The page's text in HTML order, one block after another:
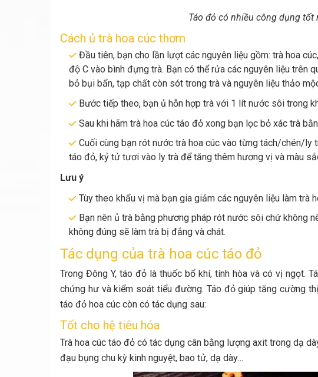
Táo đỏ có nhiều công dụng tốt
Cách ủ trà hoa cúc thơm
Đầu tiên, bạn cho lần lượt các nguyên liệu gồm: trà hoa
độ C vào bình đựng trà. Bạn có thể rửa các nguyên liệu trên
bỏ bụi bẩn, tạp chất còn sót trong trà và nguyên liệu thảo
Bước tiếp theo, bạn ủ hỗn hợp trà với 1 lít nước sôi trong
Sau khi hãm trà hoa cúc táo đỏ xong bạn lọc bỏ xác trà
Cuối cùng bạn rót nước trà hoa cúc vào từng tách/chén/
táo đỏ, kỷ tử tươi vào ly trà để tăng thêm hương vị và màu
Lưu ý
Tùy theo khẩu vị mà bạn gia giảm các nguyên liệu làm trà
Bạn nên ủ trà bằng phương pháp rót nước sôi chứ không
không đúng sẽ làm trà bị đắng và chát.
Tác dụng của trà hoa cúc táo đỏ
Trong Đông Y, táo đỏ là thuốc bổ khí, tính hòa và có vị ngọt.
chứng hư và kiểm soát tiểu đường. Táo đỏ giúp tăng cường
táo đỏ hoa cúc còn có tác dụng sau:
Tốt cho hệ tiêu hóa
Trà hoa cúc táo đỏ có tác dụng cân bằng lượng axit trong dạ
đạu bụng chu kỳ kinh nguyệt, bao tử, dạ dày…